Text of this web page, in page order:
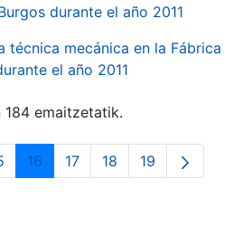
durante el año 2011
técnica mecánica en la Fábrica
el año 2011
184 emaitzetatik.
Pages Use TAB to navigate.
Orrialdea
16 Orrialdea
17 Orrialdea
18 Orrialdea
19